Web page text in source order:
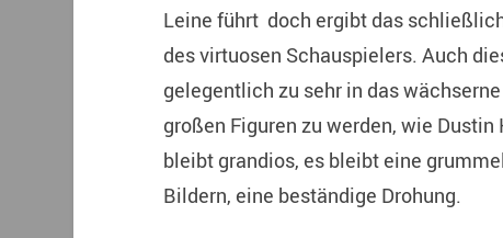
Leine führt doch ergibt das
des virtuosen Schauspielers. Auch
gelegentlich zu sehr in das
großen Figuren zu werden, wie
bleibt grandios, es bleibt eine
Bildern, eine beständige Drohung.